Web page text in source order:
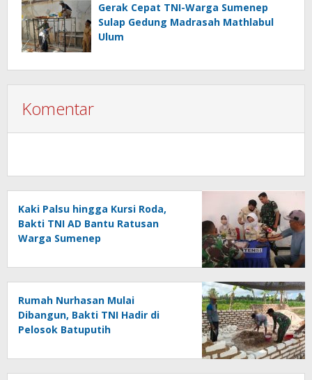
Gerak Cepat TNI-Warga Sumenep
Sulap Gedung Madrasah Mathlabul
Ulum
Komentar
Kaki Palsu hingga Kursi Roda,
Bakti TNI AD Bantu Ratusan
Warga Sumenep
Rumah Nurhasan Mulai
Dibangun, Bakti TNI Hadir di
Pelosok Batuputih